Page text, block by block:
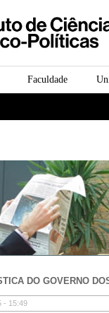
principal
Faculdade
DO GOVERNO
- 15:49